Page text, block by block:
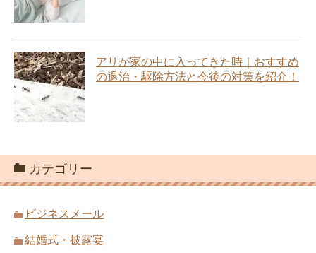
アリが家の中に入ってきた時｜おすすめ
の退治・駆除方法と今後の対策を紹介！
カテゴリー
ビジネスメール
結婚式・披露宴